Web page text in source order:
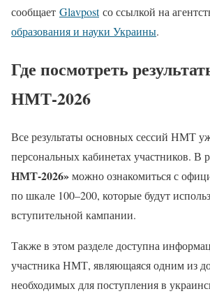
сообщает Glavpostсо ссылкой на
образования и науки Украины.
Где посмотреть
НМТ-2026
Все результаты основных сессий НМТ
персональных кабинетах участников. В
НМТ-2026»можно ознакомиться с
по шкале 100–200, которые будут
вступительной кампании.
Также в этом разделе доступна
участника НМТ, являющаяся одним из
необходимых для поступления в